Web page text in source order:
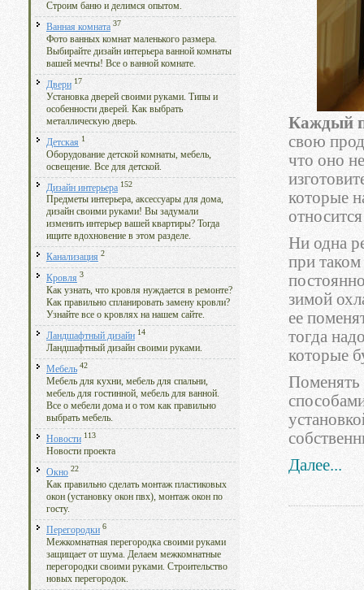
Строим баню и делимся опытом.
Ванная комната 37
Фото ванных комнат маленького размера.
Выбирайте дизайн интерьера ванной комнаты
вашей мечты! Все о ванной комнате.
Двери 17
Установка дверей своими руками. Типы и
особенности дверей. Как выбрать
металлическую дверь.
Детская 1
Оборудование детской комнаты, мебель,
освещение. Все для детской.
Дизайн интерьера 152
Предметы интерьера, аксессуары для дома,
дизайн своими руками! Вы задумали
изменить интерьер вашей квартиры? Тогда
ищите вдохновение в этом разделе.
Канализация 2
Кровля 3
Как узнать, что кровля нуждается в ремонте?
Как правильно спланировать замену кровли?
Узнайте все о кровлях на нашем сайте.
Ландшафтный дизайн 14
Ландшафтный дизайн своими руками.
Мебель 42
Мебель для кухни, мебель для спальни,
мебель для гостинной, мебель для ванной.
Все о мебели дома и о том как правильно
выбрать мебель.
Новости 113
Новости проекта
Окно 22
Как правильно сделать монтаж пластиковых
окон (установку окон пвх), монтаж окон по
госту.
Перегородки 6
Межкомнатная перегородка своими руками
защищает от шума. Делаем межкомнатные
перегородки своими руками. Строительство
новых перегородок.
Каждый
свою
что оно
которые
Ни одна
при
зимой
ее
тогда
которые
Поменять
Далее...